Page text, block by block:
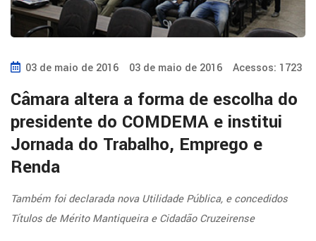
03 de maio de 2016 03 de maio de 2016 Acessos: 1723
Câmara altera a forma de escolha do
presidente do COMDEMA e institui
Jornada do Trabalho, Emprego e
Renda
Também foi declarada nova Utilidade Pública, e concedidos
Títulos de Mérito Mantiqueira e Cidadão Cruzeirense